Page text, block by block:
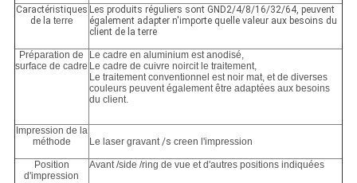
Caractéristiques
de la terre
Les produits réguliers sont GND2/4/8/16/32/64, peuvent
également adapter n'importe quelle valeur aux besoins du
client de la terre
Préparation de
surface de cadre
Le cadre en aluminium est anodisé,
Le cadre de cuivre noircit le traitement,
Le traitement conventionnel est noir mat, et de diverses
couleurs peuvent également être adaptées aux besoins
du client.
Impression de la
méthode
Le laser gravant/s creen l'impression
Position
d'impression
Avant /side /ring de vue et d'autres positions indiquées